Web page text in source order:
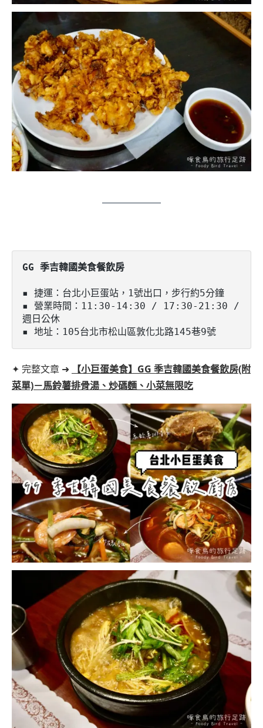
▪️ 捷運：台北小巨蛋站，1號出口，步行約5分鐘
▪️ 營業時間：11:30-14:30 / 17:30-21:30 /
週日公休
▪️ 地址：105台北市松山區敦化北路145巷9號
✦ 完整文章 ➜
【小巨蛋美食】GG 季吉韓國美食餐飲房(附
菜單)－馬鈴薯排骨湯、炒碼麵、小菜無限吃